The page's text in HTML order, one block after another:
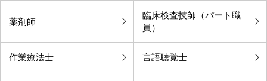
薬剤師
臨床検査技師（パート職
員）
作業療法士 言語聴覚士